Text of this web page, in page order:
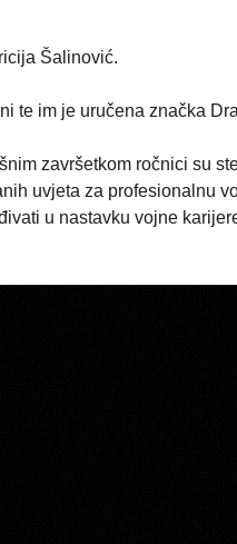
Šalinović.
te im je uručena značka
završetkom ročnici su
uvjeta za profesionalnu
u nastavku vojne